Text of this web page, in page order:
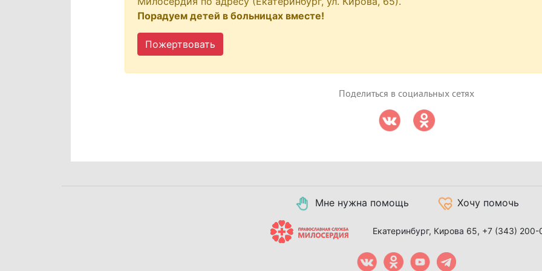
Порадуем детей в больницах вместе!
Пожертвовать
Поделиться в социальных сетях
Мне нужна помощь Хочу помочь
Екатеринбург, Кирова 65, +7 (343) 200-